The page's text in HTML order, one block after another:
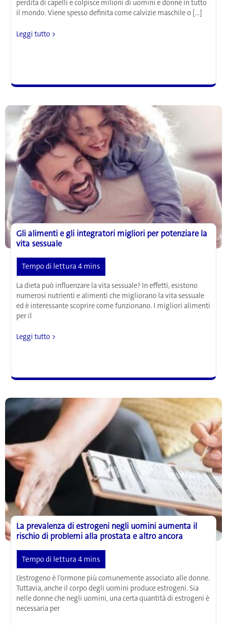
perdita di capelli e colpisce milioni di uomini e donne in tutto
il mondo. Viene spesso definita come calvizie maschile o […]
La
possibile
approccio
alla
caduta
dei
capelli
Leggi tutto >
Gli alimenti e gli integratori migliori per potenziare la
vita sessuale
La dieta può influenzare la vita sessuale? In effetti, esistono
numerosi nutrienti e alimenti che migliorano la vita sessuale
ed è interessante scoprire come funzionano. I migliori alimenti
per il
Gli
integratori
per
potenziare
la
sessuale
Leggi tutto >
La prevalenza di estrogeni negli uomini aumenta il
rischio di problemi alla prostata e altro ancora
L’estrogeno è l’ormone più comunemente associato alle donne.
Tuttavia, anche il corpo degli uomini produce estrogeni. Sia
nelle donne che negli uomini, una certa quantità di estrogeni è
necessaria per